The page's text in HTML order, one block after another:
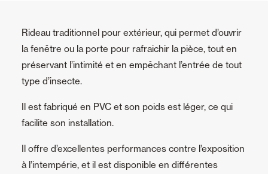
Rideau traditionnel pour extérieur, qui permet d’ouvrir
la fenêtre ou la porte pour rafraichir la pièce, tout en
préservant l’intimité et en empêchant l’entrée de tout
type d’insecte.
Il est fabriqué en PVC et son poids est léger, ce qui
facilite son installation.
Il offre d’excellentes performances contre l’exposition
à l’intempérie, et il est disponible en différentes